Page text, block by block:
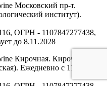
Московский пр-т.
институт).
ОГРН - 1107847277438,
до 8.11.2028
Кирочная. Кирочная ул,
Ежедневно с 11 до 22